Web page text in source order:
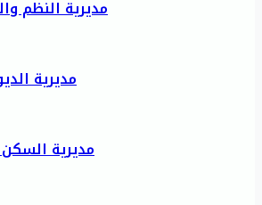
مديرية النظم
مديرية
مديرية